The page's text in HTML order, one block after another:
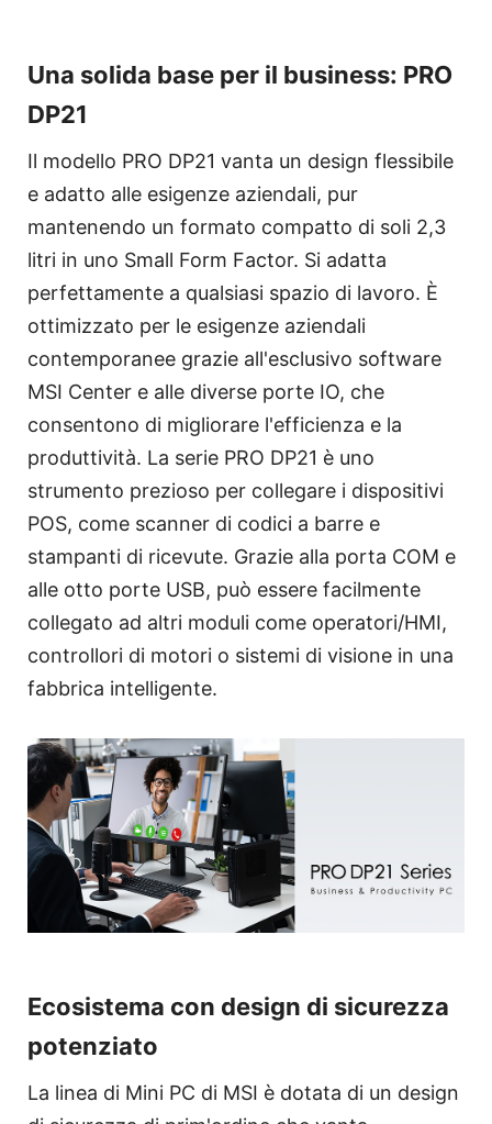
Una solida base per il business: PRO
DP21
Il modello PRO DP21 vanta un design flessibile
e adatto alle esigenze aziendali, pur
mantenendo un formato compatto di soli 2,3
litri in uno Small Form Factor. Si adatta
perfettamente a qualsiasi spazio di lavoro. È
ottimizzato per le esigenze aziendali
contemporanee grazie all'esclusivo software
MSI Center e alle diverse porte IO, che
consentono di migliorare l'efficienza e la
produttività. La serie PRO DP21 è uno
strumento prezioso per collegare i dispositivi
POS, come scanner di codici a barre e
stampanti di ricevute. Grazie alla porta COM e
alle otto porte USB, può essere facilmente
collegato ad altri moduli come operatori/HMI,
controllori di motori o sistemi di visione in una
fabbrica intelligente.
Ecosistema con design di sicurezza
potenziato
La linea di Mini PC di MSI è dotata di un design